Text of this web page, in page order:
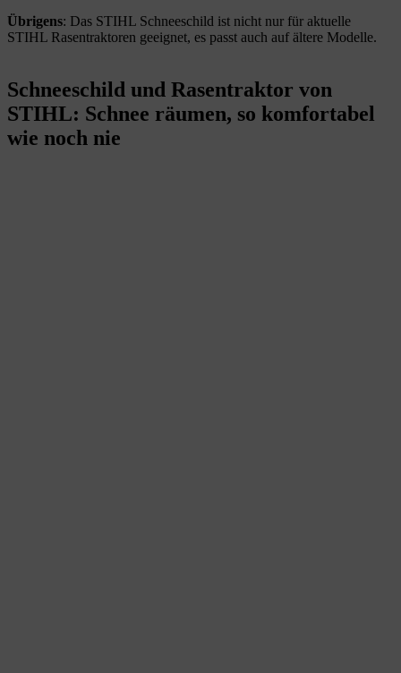
Übrigens: Das STIHL Schneeschild ist nicht nur für aktuelle
STIHL Rasentraktoren geeignet, es passt auch auf ältere Modelle.
Schneeschild und Rasentraktor von
STIHL: Schnee räumen, so komfortabel
wie noch nie